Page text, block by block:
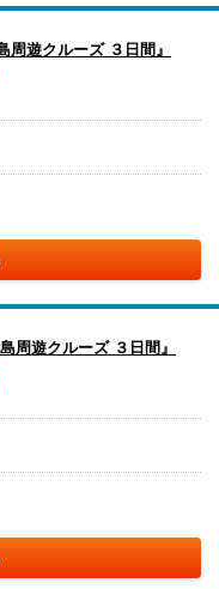
周遊クルーズ ３日間』
周遊クルーズ ３日間』